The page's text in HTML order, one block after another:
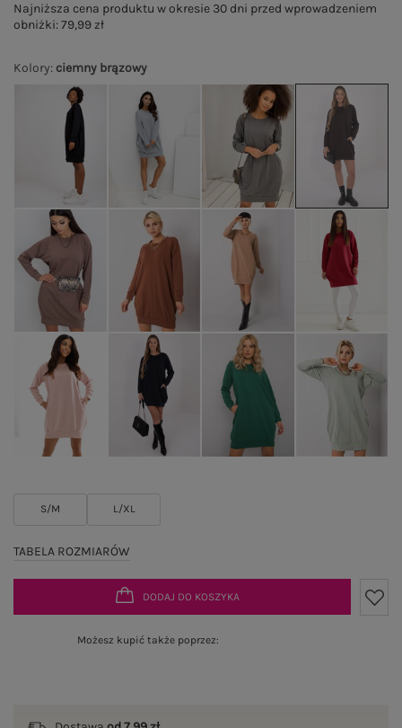
Kolory: ciemny brązowy
S/M L/XL
TABELA ROZMIARÓW
Najniższa cena produktu w okresie 30 dni przed wprowadzeniem
obniżki:79,99 zł
DODAJ DO KOSZYKA
Możesz kupić także poprzez: